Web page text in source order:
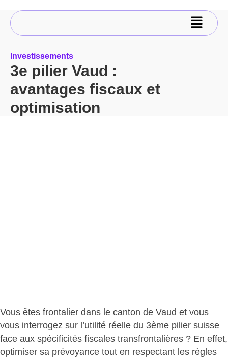
Investissements
3e pilier Vaud :
avantages fiscaux et
optimisation
Vous êtes frontalier dans le canton de Vaud et vous
vous interrogez sur l’utilité réelle du 3ème pilier suisse
face aux spécificités fiscales transfrontalières ? En effet,
optimiser sa prévoyance tout en respectant les règles